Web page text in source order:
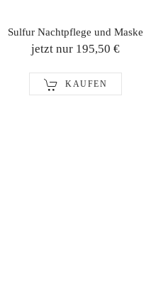
Sulfur Nachtpflege und Maske
jetzt nur 195,50 €
KAUFEN